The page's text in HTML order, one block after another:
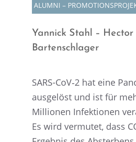
ALUMNI –
Yannick Stahl –
Bartenschlager
SARS-CoV‑2 hat eine
ausge­löst und ist für
Millio­nen Infek­tio­nen
Es wird vermu­tet, dass